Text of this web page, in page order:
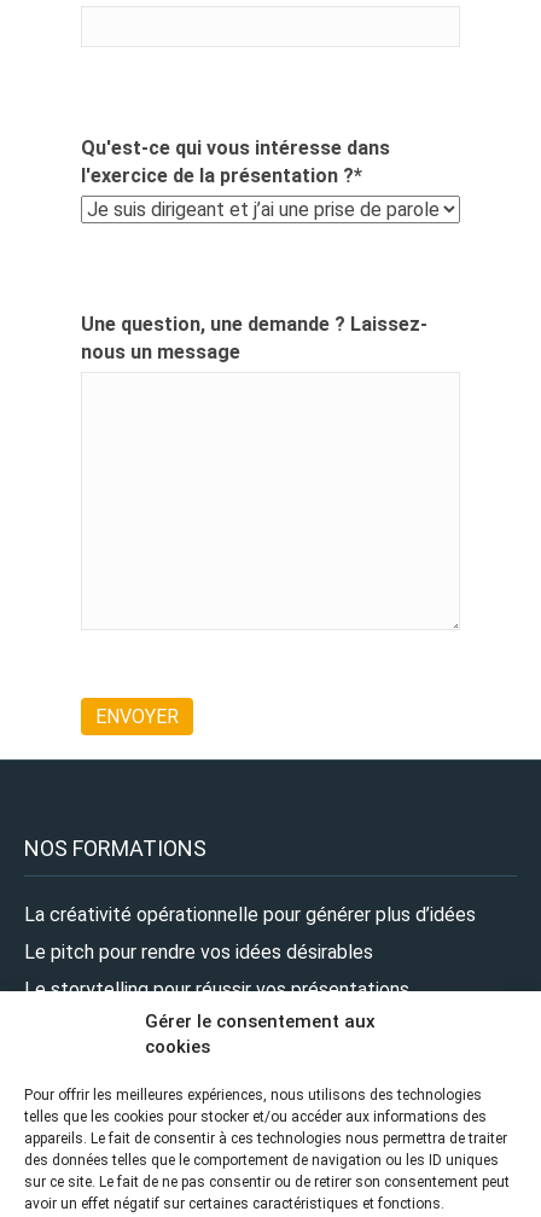
Gérer le consentement aux
cookies
Pour offrir les meilleures expériences, nous utilisons des technologies
telles que les cookies pour stocker et/ou accéder aux informations des
appareils. Le fait de consentir à ces technologies nous permettra de traiter
des données telles que le comportement de navigation ou les ID uniques
sur ce site. Le fait de ne pas consentir ou de retirer son consentement peut
avoir un effet négatif sur certaines caractéristiques et fonctions.
Qu'est-ce qui vous intéresse dans
l'exercice de la présentation ?*
Une question, une demande ? Laissez-
nous un message
NOS FORMATIONS
La créativité opérationnelle pour générer plus d’idées
Le pitch pour rendre vos idées désirables
Le storytelling pour réussir vos présentations
Le design pour renforcer l’impact de vos présentations
NOUS SUIVRE